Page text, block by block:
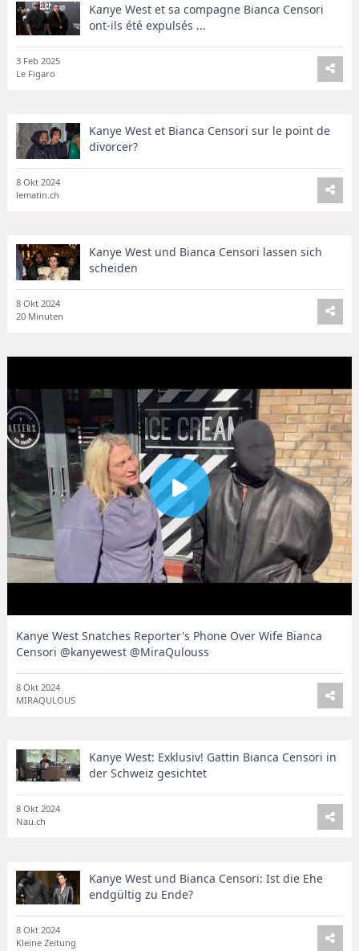
Kanye West et sa compagne Bianca Censori
ont-ils été expulsés ...
3 Feb 2025
Le Figaro
Kanye West et Bianca Censori sur le point de
divorcer?
8 Okt 2024
lematin.ch
Kanye West und Bianca Censori lassen sich
scheiden
8 Okt 2024
20 Minuten
Kanye West Snatches Reporter's Phone Over Wife Bianca
Censori @kanyewest @MiraQulouss
8 Okt 2024
MIRAQULOUS
Kanye West: Exklusiv! Gattin Bianca Censori in
der Schweiz gesichtet
8 Okt 2024
Nau.ch
Kanye West und Bianca Censori: Ist die Ehe
endgültig zu Ende?
8 Okt 2024
Kleine Zeitung